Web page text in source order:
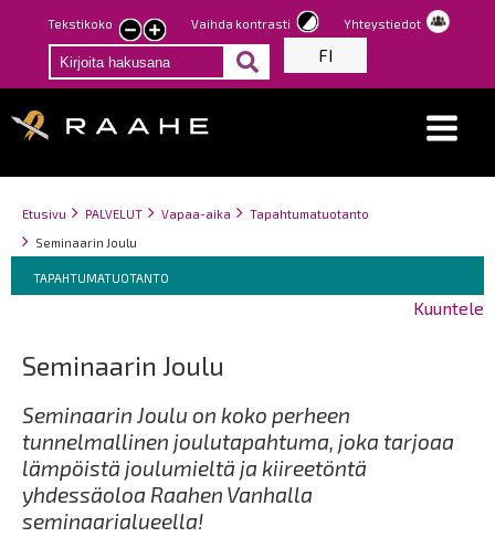
Hyppää
pääsisältöön
Tekstikoko
Pienennä
tekstin
kokoa
Suurenna
tekstin
kokoa
Vaihda kontrasti Yhteystiedot
FI
Breadcrumbs
You
are
Etusivu PALVELUT Vapaa-aika
Tapahtumatuotanto
Seminaarin Joulu
Breadcrumbs
You
are
TAPAHTUMATUOTANTO
Kuuntele
Seminaarin Joulu
Seminaarin Joulu on koko perheen
tunnelmallinen joulutapahtuma, joka tarjoaa
lämpöistä joulumieltä ja kiireetöntä
yhdessäoloa Raahen Vanhalla
seminaarialueella!